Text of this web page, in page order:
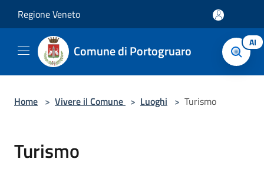
Regione Veneto
Comune di Portogruaro AI
Home > Vivere il Comune > Luoghi > Turismo
Turismo